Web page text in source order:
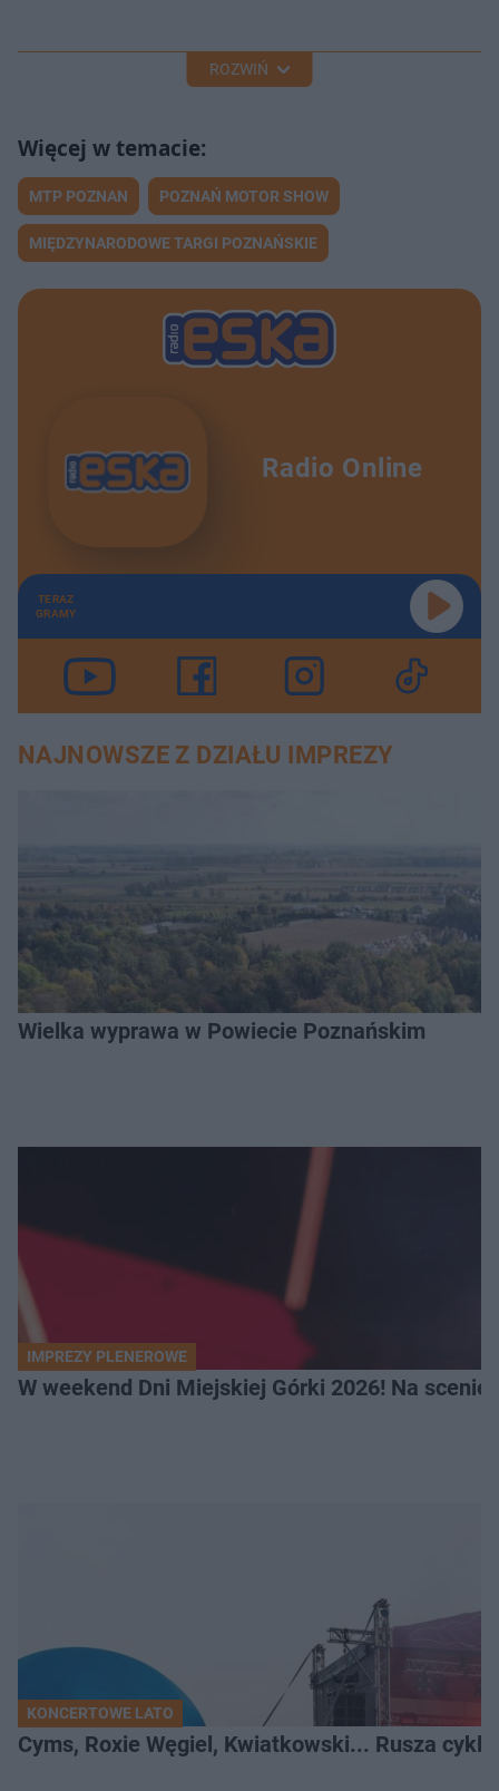
ROZWIŃ
MTP POZNAN POZNAŃ MOTOR SHOW
MIĘDZYNARODOWE TARGI POZNAŃSKIE
Radio Online
TERAZ
GRAMY
NAJNOWSZE Z DZIAŁU IMPREZY
Wielka wyprawa w Powiecie Poznańskim
IMPREZY PLENEROWE
W weekend Dni Miejskiej Górki 2026! Na scenie
KONCERTOWE LATO
Cyms, Roxie Węgiel, Kwiatkowski... Rusza cykl